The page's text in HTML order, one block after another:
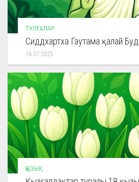
ТҰЛҒАЛАР
Сиддхартха Гаутама қалай
16.07.2025
ҚЫЗЫҚ